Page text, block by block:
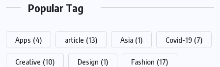
Popular Tag
Apps (4) article (13) Asia (1) Covid-19 (7)
Creative (10) Design (1) Fashion (17)